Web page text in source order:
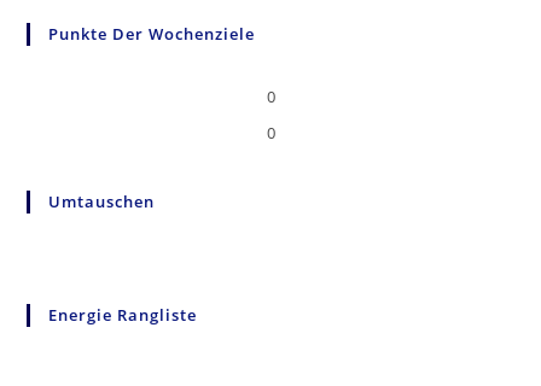
Punkte Der Wochenziele
0
0
Umtauschen
Energie Rangliste